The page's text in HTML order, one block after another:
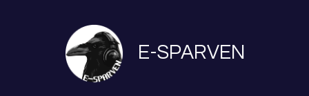
E-SPARVEN